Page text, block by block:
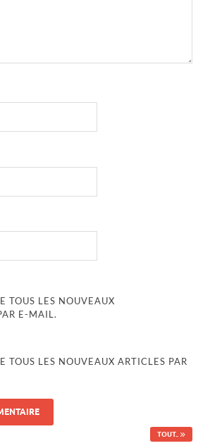
TOUS LES NOUVEAUX
E-MAIL.
TOUS LES NOUVEAUX ARTICLES PAR
TOUT..